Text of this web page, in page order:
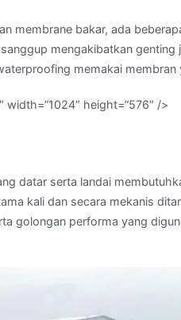
membrane bakar, ada
mengakibatkan genting
memakai membran
height=”576″ />
datar serta landai
kali dan secara mekanis
golongan performa yang